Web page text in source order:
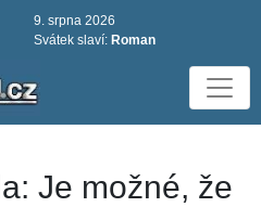
9. srpna 2026
Svátek slaví: Roman
Je možné, že